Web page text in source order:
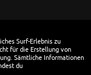
Surf-Erlebnis zu
für die Erstellung von
Sämtliche Informationen
du